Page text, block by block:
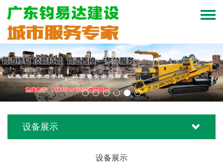
设备展示
设备展示